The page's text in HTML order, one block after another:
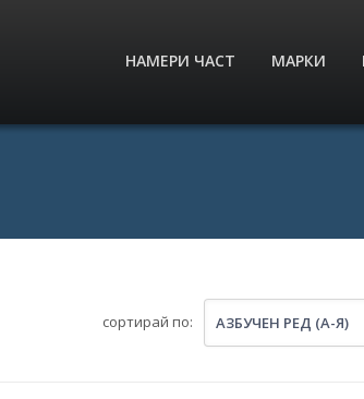
НАМЕРИ ЧАСТ МАРКИ
сортирай по: АЗБУЧЕН РЕД (А-Я)